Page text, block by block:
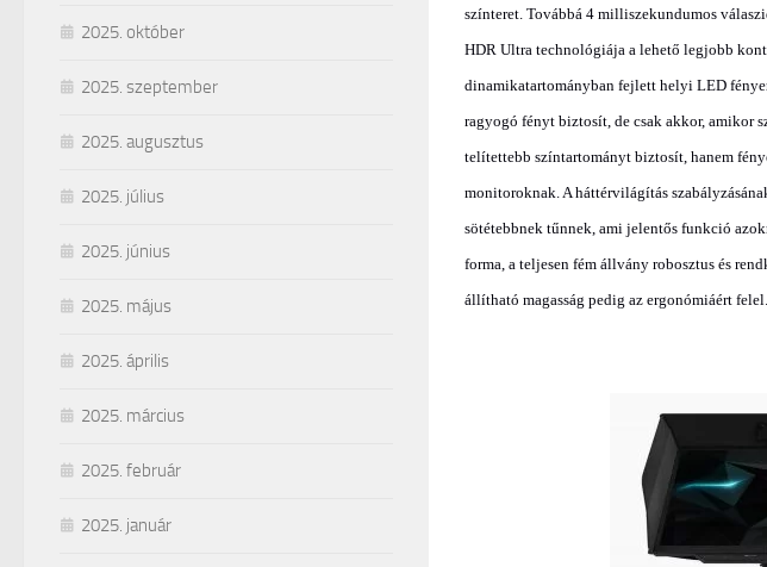
színteret. Továbbá 4 milliszekundumos
HDR Ultra technológiája a lehető legjobb
dinamikatartományban fejlett helyi LED
ragyogó fényt biztosít, de csak akkor, amikor
telítettebb színtartományt biztosít, hanem
monitoroknak. A háttérvilágítás
sötétebbnek tűnnek, ami jelentős funkció
forma, a teljesen fém állvány robosztus és
állítható magasság pedig az ergonómiáért felel.
2025. október
2025. szeptember
2025. augusztus
2025. július
2025. június
2025. május
2025. április
2025. március
2025. február
2025. január